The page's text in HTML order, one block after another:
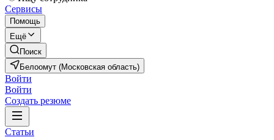
Сервисы
Помощь
Ещё
Поиск
Белоомут (Московская область)
Войти
Войти
Создать резюме
Статьи